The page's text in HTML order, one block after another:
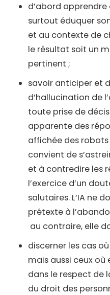
d’abord
surtout éduquer
et au contexte de
le résultat soit un
pertinent ;
savoir anticiper et
d’hallucination de
toute prise de
apparente des
affichée des
convient de
et à contredire les
l’exercice d’un
salutaires. L’IA ne
prétexte à
au contraire, elle
discerner les cas
mais aussi ceux où
dans le respect de
du droit des